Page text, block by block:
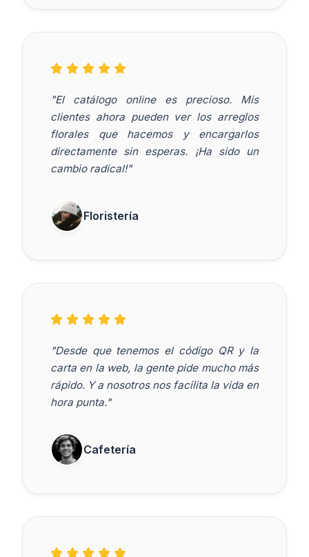
"El catálogo online es precioso. Mis
clientes ahora pueden ver los arreglos
florales que hacemos y encargarlos
directamente sin esperas. ¡Ha sido un
cambio radical!"
Floristería
"Desde que tenemos el código QR y la
carta en la web, la gente pide mucho más
rápido. Y a nosotros nos facilita la vida en
hora punta."
Cafetería